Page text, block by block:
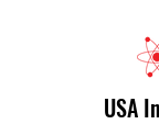
USA